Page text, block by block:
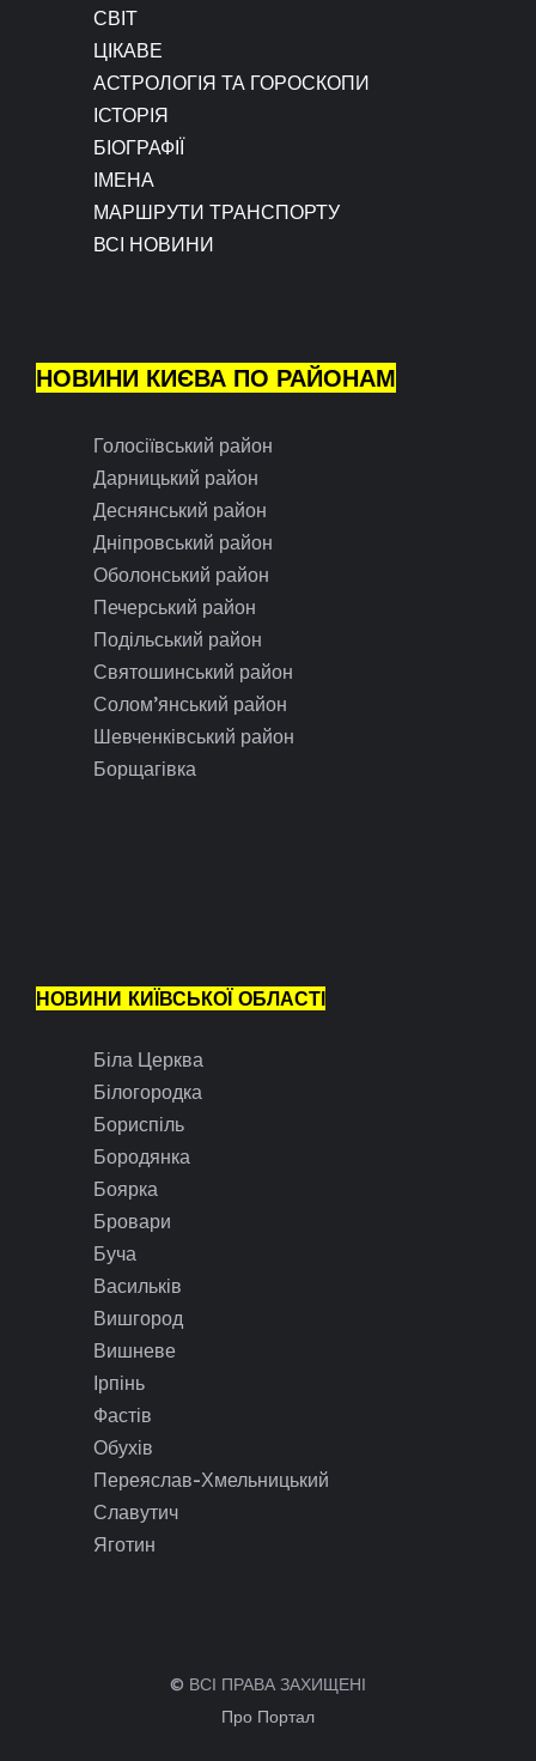
СВІТ
ЦІКАВЕ
АСТРОЛОГІЯ ТА ГОРОСКОПИ
ІСТОРІЯ
БІОГРАФІЇ
ІМЕНА
МАРШРУТИ ТРАНСПОРТУ
ВСІ НОВИНИ
НОВИНИ КИЄВА ПО РАЙОНАМ
Голосіївський район
Дарницький район
Деснянський район
Дніпровський район
Оболонський район
Печерський район
Подільський район
Святошинський район
Солом’янський район
Шевченківський район
Борщагівка
НОВИНИ КИЇВСЬКОЇ ОБЛАСТІ
Біла Церква
Білогородка
Бориспіль
Бородянка
Боярка
Бровари
Буча
Васильків
Вишгород
Вишневе
Ірпінь
Фастів
Обухів
Переяслав-Хмельницький
Славутич
Яготин
© ВСІ ПРАВА ЗАХИЩЕНІ
Про Портал